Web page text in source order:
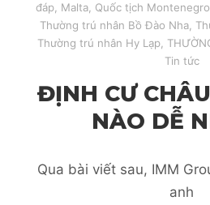
đáp Malta Quốc tịch Montenegro
Thường trú nhân Bồ Đào Nha
Thường trú nhân Hy Lạp
Tin tức
ĐỊNH CƯ
NÀO DỄ
Qua bài viết sau, IMM
anh